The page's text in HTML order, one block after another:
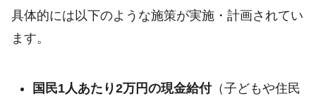
具体的には以下のような施策が実施・計画されてい
ます。
国民1人あたり2万円の現金給付（子どもや住民